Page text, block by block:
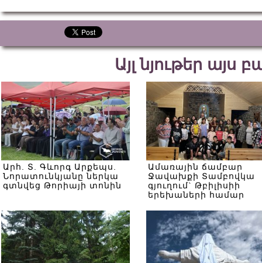
Այլ նյութեր այս
Արհ. Տ. Գևորգ Արքեպս.
Նորատունկյանը ներկա
գտնվեց Թորիայի տոնին
Ամառային ճամբար
Ջավախքի Տամբովկա
գյուղում` Թբիլիսիի
երեխաների համար